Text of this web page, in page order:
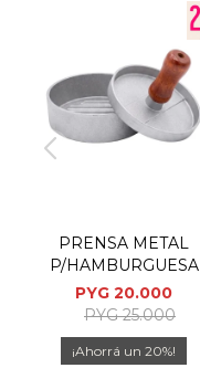
PRENSA METAL
P/HAMBURGUESA
PYG 20.000
PYG 25.000
20